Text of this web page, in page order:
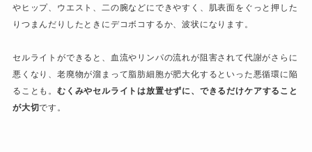
やヒップ、ウエスト、二の腕などにできやすく、肌表面をぐっと押した
りつまんだりしたときにデコボコするか、波状になります。
セルライトができると、血流やリンパの流れが阻害されて代謝がさらに
悪くなり、老廃物が溜まって脂肪細胞が肥大化するといった悪循環に陥
ることも。 むくみやセルライトは放置せずに、できるだけケアすること
が大切です。